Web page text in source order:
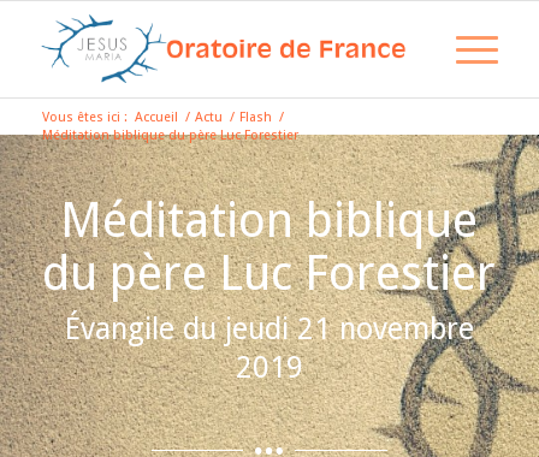
Vous êtes ici : Accueil / Actu / Flash /
Méditation biblique du père Luc Forestier
Méditation biblique
du père Luc Forestier
Évangile du jeudi 21 novembre
2019